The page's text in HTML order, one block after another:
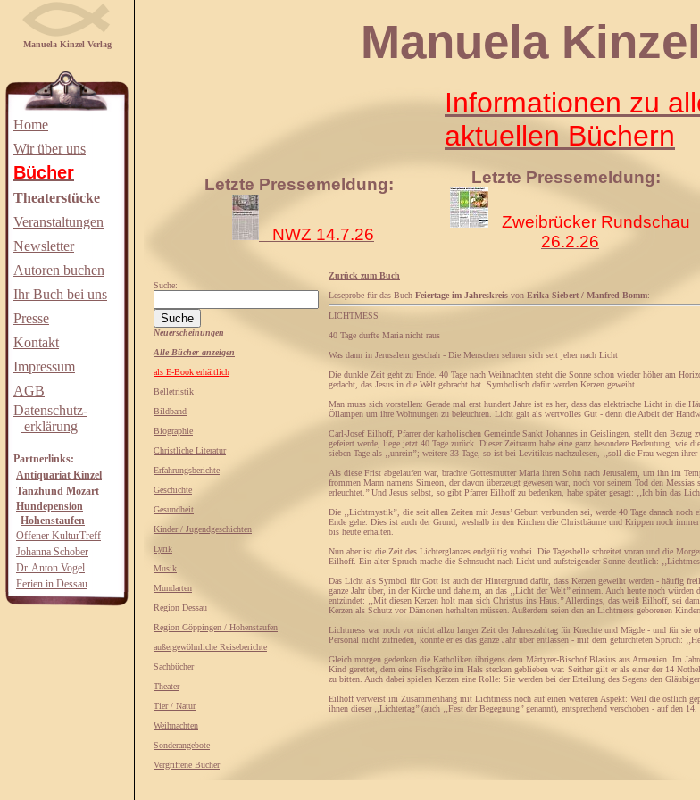
Manuela Kinzel Verlag
Home
Wir über uns
Bücher
Theaterstücke
Veranstaltungen
Newsletter
Autoren buchen
Ihr Buch bei uns
Presse
Kontakt
Impressum
AGB
Datenschutz-
erklärung
Partnerlinks:
Antiquariat Kinzel
Tanzhund Mozart
Hundepension
Hohenstaufen
Offener KulturTreff
Johanna Schober
Dr. Anton Vogel
Ferien in Dessau
Manuela Kinzel
Informationen zu
aktuellen Büchern
Letzte Pressemeldung:
NWZ 14.7.26
Letzte Pressemeldung:
Zweibrücker Rundschau
26.2.26
Suche:
Neuerscheinungen
Alle Bücher anzeigen
als E-Book erhältlich
Belletristik
Bildband
Biographie
Christliche Literatur
Erfahrungsberichte
Geschichte
Gesundheit
Kinder / Jugendgeschichten
Lyrik
Musik
Mundarten
Region Dessau
Region Göppingen / Hohenstaufen
außergewöhnliche Reiseberichte
Sachbücher
Theater
Tier / Natur
Weihnachten
Sonderangebote
Vergriffene Bücher
Zurück zum Buch
Leseprobe für das Buch Feiertage im Jahreskreis von Erika Siebert / Manfred Bomm:
LICHTMESS
40 Tage durfte Maria nicht raus
Was dann in Jerusalem geschah - Die Menschen sehnen sich seit jeher nach Licht
Die dunkle Zeit geht zu Ende. 40 Tage nach Weihnachten steht die Sonne schon wieder höher am
gedacht, das Jesus in die Welt gebracht hat. Symbolisch dafür werden Kerzen geweiht.
Man muss sich vorstellen: Gerade mal erst hundert Jahre ist es her, dass das elektrische Licht in die
Öllampen um ihre Wohnungen zu beleuchten. Licht galt als wertvolles Gut - denn die Arbeit der
Carl-Josef Eilhoff, Pfarrer der katholischen Gemeinde Sankt Johannes in Geislingen, stellt den Bezug
gefeiert werde, liege jetzt 40 Tage zurück. Dieser Zeitraum habe eine ganz besondere Bedeutung,
sieben Tage als ‚‚unrein’’; weitere 33 Tage, so ist bei Levitikus nachzulesen, ‚‚soll die Frau wegen
Als diese Frist abgelaufen war, brachte Gottesmutter Maria ihren Sohn nach Jerusalem, um ihn im
frommen Mann namens Simeon, der davon überzeugt gewesen war, noch vor seinem Tod den
erleuchtet.’’ Und Jesus selbst, so gibt Pfarrer Eilhoff zu bedenken, habe später gesagt: ‚‚Ich bin das
Die ‚‚Lichtmystik’’, die seit allen Zeiten mit Jesus’ Geburt verbunden sei, werde 40 Tage danach
Ende gehe. Dies ist auch der Grund, weshalb in den Kirchen die Christbäume und Krippen noch
bis heute erhalten.
Nun aber ist die Zeit des Lichterglanzes endgültig vorbei. Die Tageshelle schreitet voran und die
Eilhoff. Ein alter Spruch mache die Sehnsucht nach Licht und aufsteigender Sonne deutlich:
Das Licht als Symbol für Gott ist auch der Hintergrund dafür, dass Kerzen geweiht werden - häufig
ganze Jahr über, in der Kirche und daheim, an das ‚‚Licht der Welt’’ erinnern. Auch heute noch
entzündet: ‚‚Mit diesen Kerzen holt man sich Christus ins Haus.’’ Allerdings, das weiß Eilhoff, sei
Kerzen als Schutz vor Dämonen herhalten müssen. Außerdem seien den an Lichtmess geborenen
Lichtmess war noch vor nicht allzu langer Zeit der Jahreszahltag für Knechte und Mägde - und für
Personal nicht zufrieden, konnte er es das ganze Jahr über entlassen - mit dem gefürchteten Spruch:
Gleich morgen gedenken die Katholiken übrigens dem Märtyrer-Bischof Blasius aus Armenien. Im
Kind gerettet, dem eine Fischgräte im Hals stecken geblieben war. Seither gilt er als einer der 14
zu bitten. Auch dabei spielen Kerzen eine Rolle: Sie werden bei der Erteilung des Segens den
Eilhoff verweist im Zusammenhang mit Lichtmess noch auf einen weiteren Aspekt: Weil die östlich
ihnen dieser ‚‚Lichtertag’’ (auch ‚‚Fest der Begegnung’’ genannt), entsprechend verschoben - auf den